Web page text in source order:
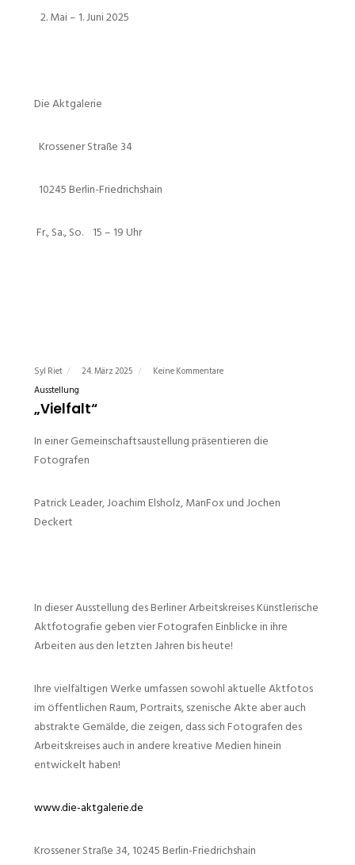
Mai – 1. Juni 2025
Die Aktgalerie
Krossener Straße 34
10245 Berlin-Friedrichshain
Fr., Sa., So. 15 – 19 Uhr
Syl Riet 24. März 2025
Keine Kommentare
Ausstellung
„Vielfalt“
In einer Gemeinschaftsaustellung präsentieren die
Fotografen
Patrick Leader, Joachim Elsholz, ManFox und Jochen
Deckert
In dieser Ausstellung des Berliner Arbeitskreises Künstlerische
Aktfotografie geben vier Fotografen Einblicke in ihre
Arbeiten aus den letzten Jahren bis heute!
Ihre vielfältigen Werke umfassen sowohl aktuelle Aktfotos
im öffentlichen Raum, Portraits, szenische Akte aber auch
abstrakte Gemälde, die zeigen, dass sich Fotografen des
Arbeitskreises auch in andere kreative Medien hinein
entwickelt haben!
www.die-aktgalerie.de
Krossener Straße 34, 10245 Berlin-Friedrichshain